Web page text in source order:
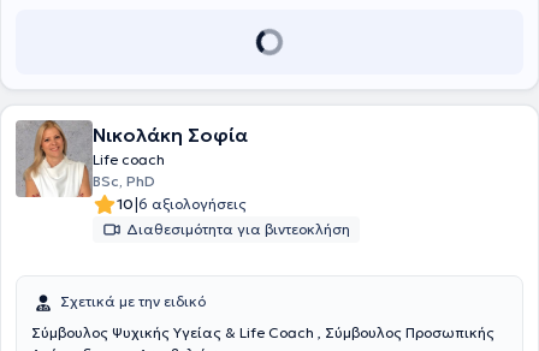
Νικολάκη Σοφία
Life coach
BSc, PhD
10|6 αξιολογήσεις
Διαθεσιμότητα για βιντεοκλήση
Σχετικά με την ειδικό
Σύμβουλος Ψυχικής Υγείας & Life Coach , Σύμβουλος Προσωπικής